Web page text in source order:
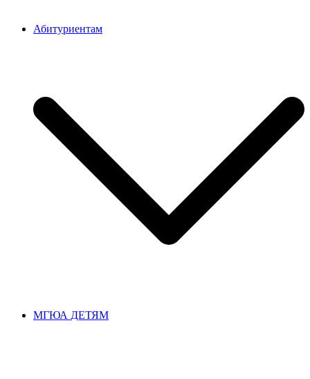
Абитуриентам
МГЮА ДЕТЯМ